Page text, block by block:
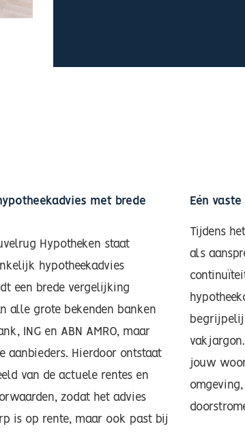
met brede
Hypotheken staat
hypotheekadvies
een brede vergelijking
alle grote bekenden banken
ING en ABN AMRO, maar
aanbieders. Hierdoor ontstaat
van de actuele rentes en
zodat het advies
is op rente, maar ook past bij
Eén
Tijdens
als
jouw